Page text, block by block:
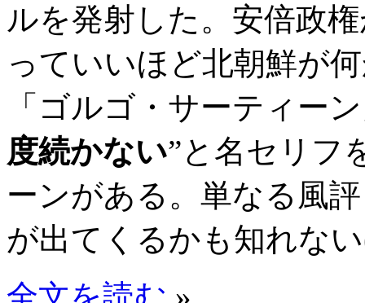
ルを発射した。安倍政
っていいほど北朝鮮が
「ゴルゴ・サーティー
度続かない”と名セリフ
ーンがある。単なる風
が出てくるかも知れな